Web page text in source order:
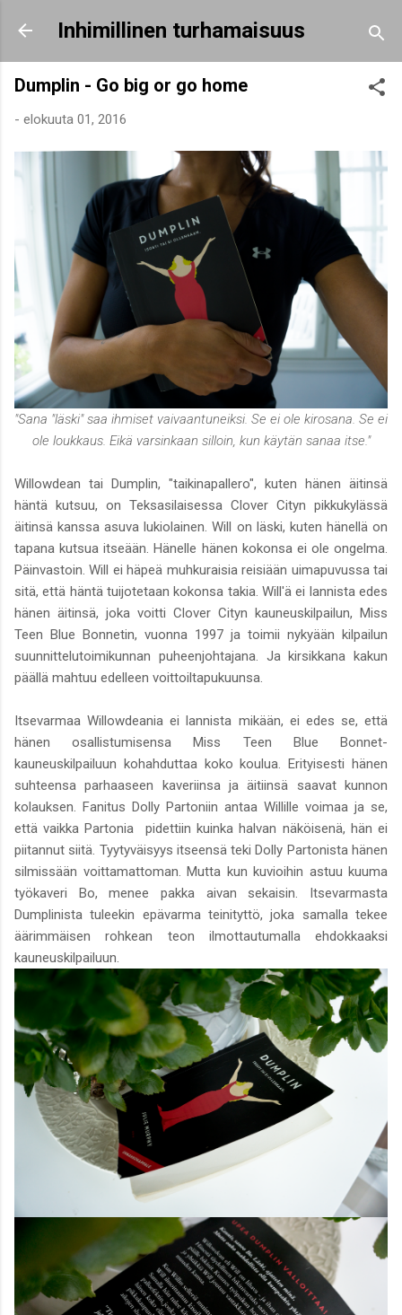
Siirry pääsisältöön
Inhimillinen turhamaisuus
Dumplin - Go big or go home
- elokuuta 01, 2016
"Sana "läski" saa ihmiset vaivaantuneiksi. Se ei ole kirosana. Se ei
ole loukkaus. Eikä varsinkaan silloin, kun käytän sanaa itse."
Willowdean tai Dumplin, "taikinapallero", kuten hänen äitinsä
häntä kutsuu, on Teksasilaisessa Clover Cityn pikkukylässä
äitinsä kanssa asuva lukiolainen. Will on läski, kuten hänellä on
tapana kutsua itseään. Hänelle hänen kokonsa ei ole ongelma.
Päinvastoin. Will ei häpeä muhkuraisia reisiään uimapuvussa tai
sitä, että häntä tuijotetaan kokonsa takia. Will'ä ei lannista edes
hänen äitinsä, joka voitti Clover Cityn kauneuskilpailun, Miss
Teen Blue Bonnetin, vuonna 1997 ja toimii nykyään kilpailun
suunnittelutoimikunnan puheenjohtajana. Ja kirsikkana kakun
päällä mahtuu edelleen voittoiltapukuunsa.
Itsevarmaa Willowdeania ei lannista mikään, ei edes se, että
hänen osallistumisensa Miss Teen Blue Bonnet-
kauneuskilpailuun kohahduttaa koko koulua. Erityisesti hänen
suhteensa parhaaseen kaveriinsa ja äitiinsä saavat kunnon
kolauksen. Fanitus Dolly Partoniin antaa Willille voimaa ja se,
että vaikka Partonia pidettiin kuinka halvan näköisenä, hän ei
piitannut siitä. Tyytyväisyys itseensä teki Dolly Partonista hänen
silmissään voittamattoman. Mutta kun kuvioihin astuu kuuma
työkaveri Bo, menee pakka aivan sekaisin. Itsevarmasta
Dumplinista tuleekin epävarma teinityttö, joka samalla tekee
äärimmäisen rohkean teon ilmottautumalla ehdokkaaksi
kauneuskilpailuun.